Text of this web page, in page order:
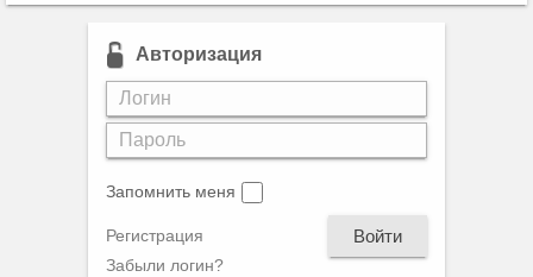
Авторизация
Запомнить меня
Войти
Регистрация
Забыли логин?